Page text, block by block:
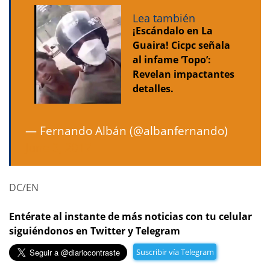
Lea también
¡Escándalo en La
Guaira! Cicpc señala
al infame ‘Topo’:
Revelan impactantes
detalles.
— Fernando Albán (@albanfernando)
DC/EN
Entérate al instante de más noticias con tu celular
siguiéndonos en Twitter y Telegram
Suscribir vía Telegram